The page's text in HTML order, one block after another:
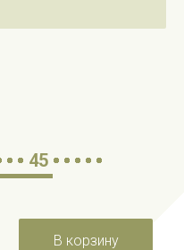
45
В корзину